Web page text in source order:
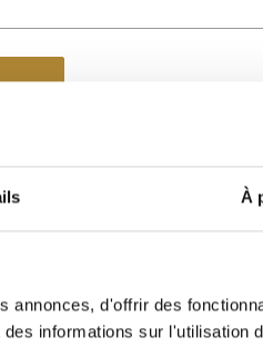
À
annonces, d'offrir des
informations sur l'utilisation
Méditerranée. Dans cette région
a su s'imposer avec des
lacustres et argiles rouges
Le muscat à petit grain y